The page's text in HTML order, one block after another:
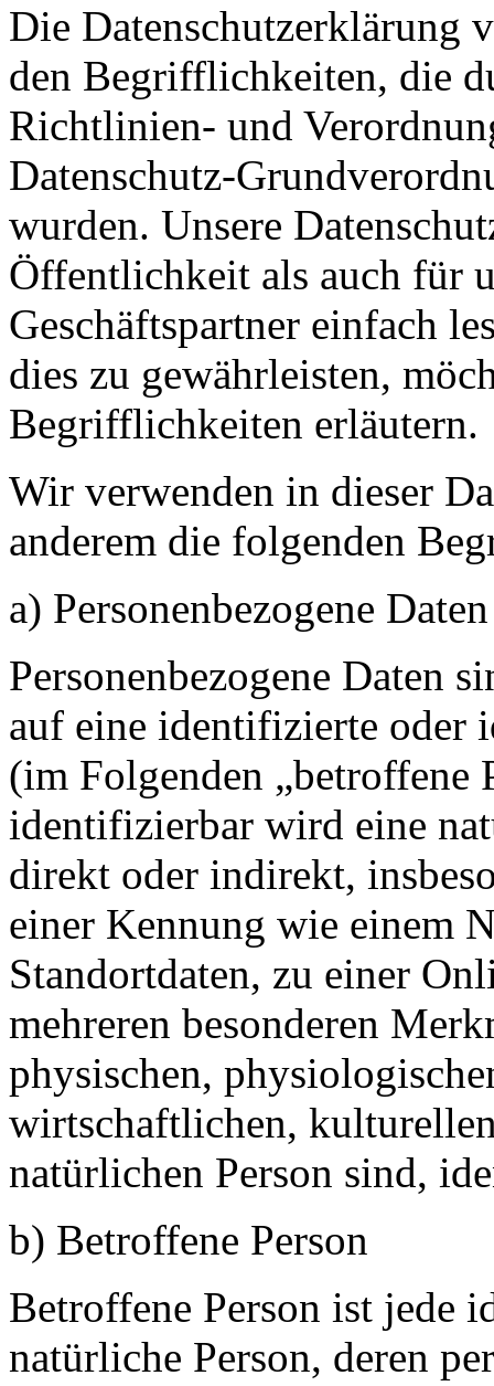
Die Datenschutzerklärung
den Begrifflichkeiten, die
Richtlinien- und
Datenschutz-
wurden. Unsere
Öffentlichkeit als auch für
Geschäftspartner einfach
dies zu gewährleisten,
Begrifflichkeiten erläutern.
Wir verwenden in dieser
anderem die folgenden
a) Personenbezogene Daten
Personenbezogene Daten
auf eine identifizierte oder
(im Folgenden „betroffene
identifizierbar wird eine
direkt oder indirekt,
einer Kennung wie einem
Standortdaten, zu einer
mehreren besonderen
physischen,
wirtschaftlichen,
natürlichen Person sind,
b) Betroffene Person
Betroffene Person ist jede
natürliche Person, deren